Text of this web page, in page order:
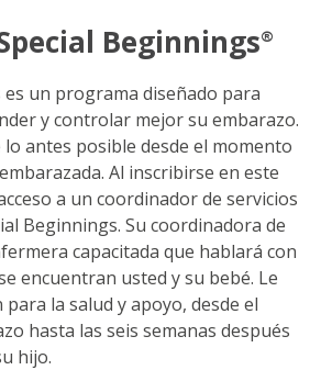
Beginnings®
un programa diseñado para
y controlar mejor su embarazo.
antes posible desde el momento
Al inscribirse en este
a un coordinador de servicios
Beginnings. Su coordinadora de
capacitada que hablará con
encuentran usted y su bebé. Le
la salud y apoyo, desde el
hasta las seis semanas después
hijo.